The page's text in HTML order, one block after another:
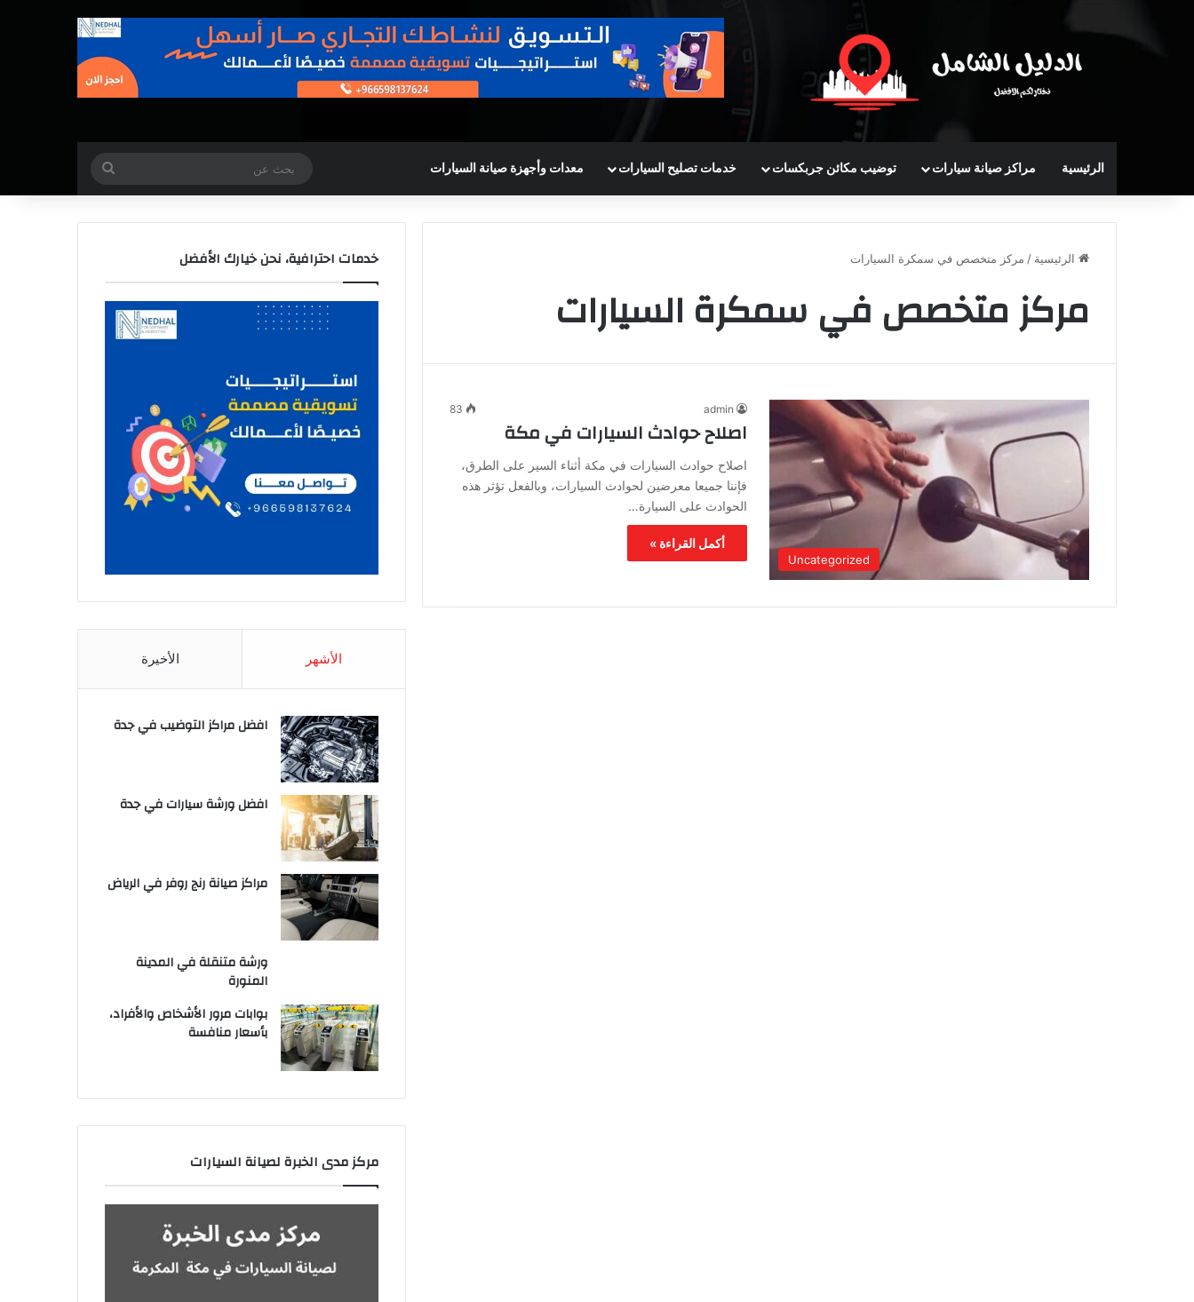
الرئيسية مراكز صيانة سيارات توضيب مكائن جربكسات خدمات تصليح السيارات معدات وأجهزة صيانة السيارات
عن
الرئيسية / مركز متخصص في سمكرة السيارات
مركز متخصص في سمكرة السيارات
Uncategorized
admin
83
اصلاح حوادث السيارات في مكة
اصلاح حوادث السيارات في مكة أثناء السير على الطرق،
فإننا جميعا معرضين لحوادث السيارات، وبالفعل تؤثر هذه
الحوادث على السيارة…
أكمل القراءة »
خدمات احترافية، نحن خيارك الأفضل
الأشهر الأخيرة
افضل مراكز التوضيب في جدة
افضل ورشة سيارات في جدة
مراكز صيانة رنج روفر في الرياض
ورشة متنقلة في المدينة
المنورة
بوابات مرور الأشخاص والأفراد،
بأسعار منافسة
مركز مدى الخبرة لصيانة السيارات